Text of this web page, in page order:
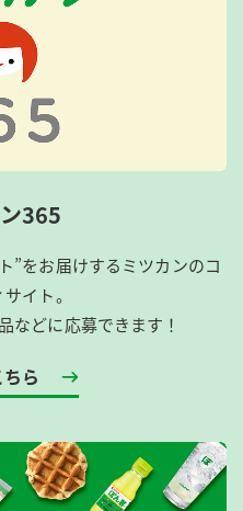
365
”をお届けするミツカンのコ
イト。
などに応募できます！
ら